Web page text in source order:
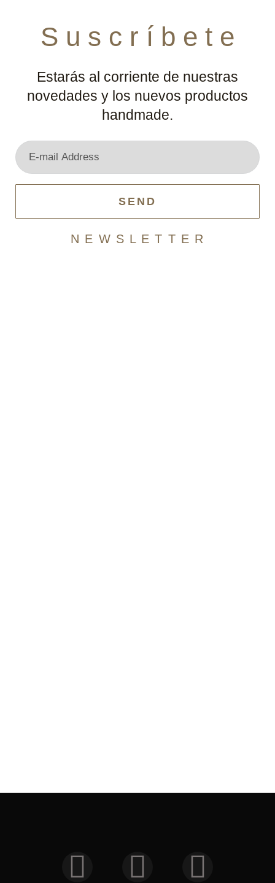
S u s c r í b e t e
Estarás al corriente de nuestras
novedades y los nuevos productos
handmade.
SEND
N E W S L E T T E R